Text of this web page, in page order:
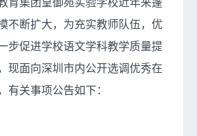
育集团皇御苑实验学校近年来蓬
不断扩大，为充实教师队伍，优
步促进学校语文学科教学质量提
现面向深圳市内公开选调优秀在
有关事项公告如下：